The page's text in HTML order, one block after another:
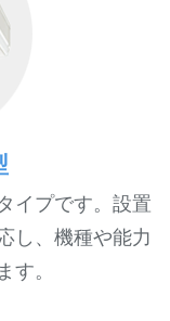
イプです。設置
し、機種や能力
す。